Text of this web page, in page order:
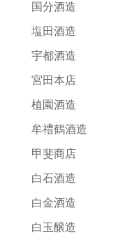
国分酒造
塩田酒造
宇都酒造
宮田本店
植園酒造
牟禮鶴酒造
甲斐商店
白石酒造
白金酒造
白玉醸造